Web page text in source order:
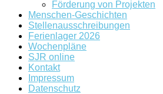
Förderung von Projekten
Menschen-Geschichten
Stellenausschreibungen
Ferienlager 2026
Wochenpläne
SJR online
Kontakt
Impressum
Datenschutz